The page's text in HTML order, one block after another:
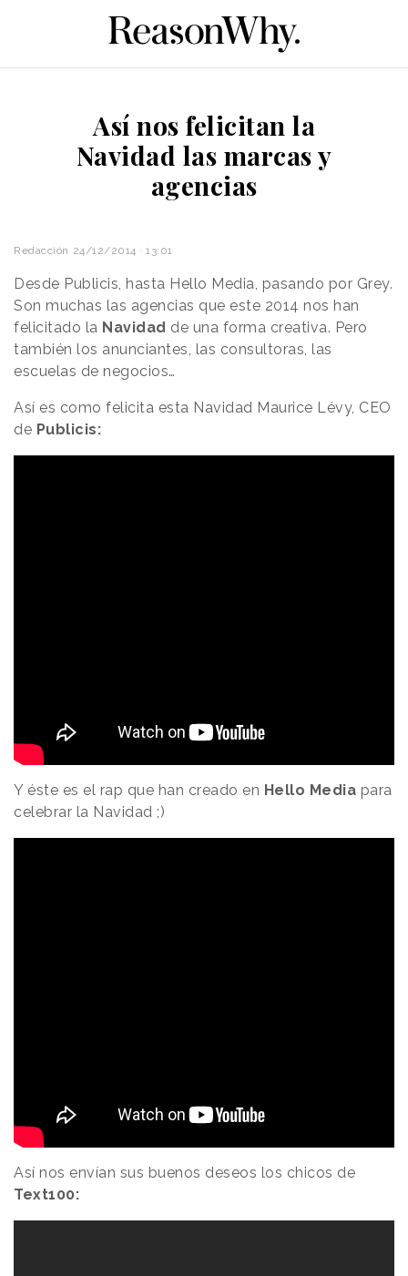
Así nos felicitan la
Navidad las marcas y
agencias
Redacción 24/12/2014 · 13:01
Desde Publicis, hasta Hello Media, pasando por Grey.
Son muchas las agencias que este 2014 nos han
felicitado la Navidad de una forma creativa. Pero
también los anunciantes, las consultoras, las
escuelas de negocios…
Así es como felicita esta Navidad Maurice Lévy, CEO
de Publicis:
Y éste es el rap que han creado en Hello Media para
celebrar la Navidad ;)
Así nos envían sus buenos deseos los chicos de
Text100: